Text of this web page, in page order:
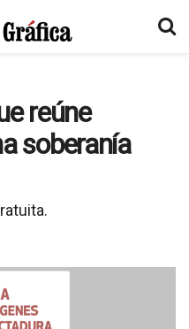
reúne
soberanía